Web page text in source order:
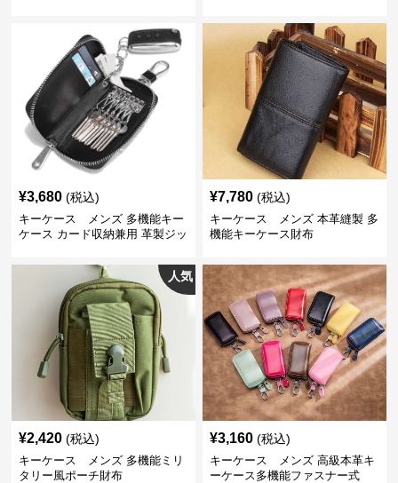
¥3,680 (税込)
キーケース メンズ 多機能キー
ケース カード収納兼用 革製ジッ
¥7,780 (税込)
キーケース メンズ 本革縫製 多
機能キーケース財布
人気
¥2,420 (税込)
キーケース メンズ 多機能ミリ
タリー風ポーチ財布
¥3,160 (税込)
キーケース メンズ 高級本革キ
ーケース多機能ファスナー式